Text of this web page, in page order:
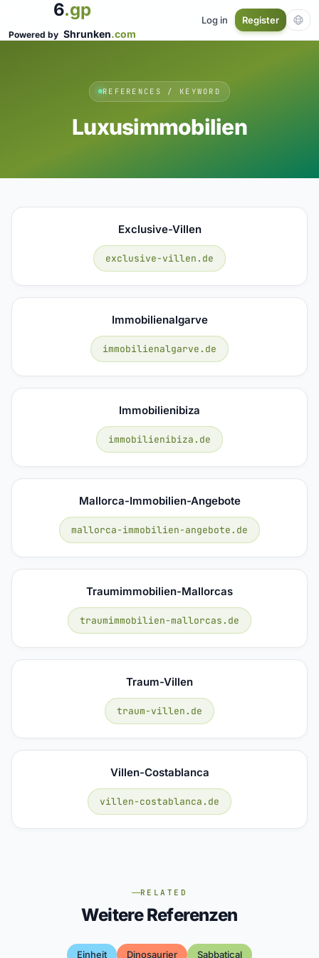
6.gp
Powered by Shrunken.com
Log in Register
REFERENCES / KEYWORD
Luxusimmobilien
Exclusive-Villen
exclusive-villen.de
Immobilienalgarve
immobilienalgarve.de
Immobilienibiza
immobilienibiza.de
Mallorca-Immobilien-Angebote
mallorca-immobilien-angebote.de
Traumimmobilien-Mallorcas
traumimmobilien-mallorcas.de
Traum-Villen
traum-villen.de
Villen-Costablanca
villen-costablanca.de
RELATED
Weitere Referenzen
Einheit Dinosaurier Sabbatical